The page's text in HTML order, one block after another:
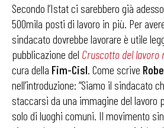
Secondo l’Istat ci sarebbero già
500mila posti di lavoro in più. Per
sindacato dovrebbe lavorare è utile
pubblicazione del Cruscotto del lavoro
cura della Fim-Cisl . Come scrive
nell’introduzione: “Siamo il sindacato
staccarsi da una immagine del
solo di luoghi comuni. Il movimento